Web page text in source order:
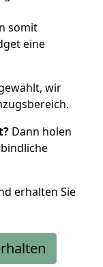
somit
eine
wir
Dann holen
erhalten Sie